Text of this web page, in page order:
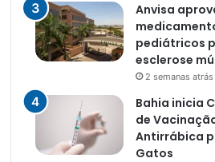
Anvisa
pediátricos
esclerose
2 semanas atrás
Bahia inicia
de
Antirrábica
Gatos